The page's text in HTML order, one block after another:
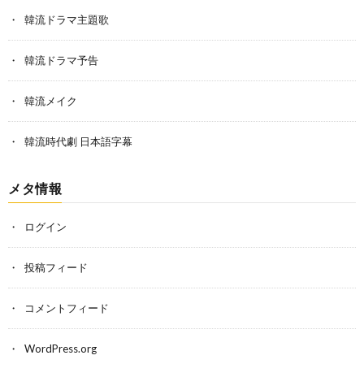
韓流ドラマ主題歌
韓流ドラマ予告
韓流メイク
韓流時代劇 日本語字幕
メタ情報
ログイン
投稿フィード
コメントフィード
WordPress.org